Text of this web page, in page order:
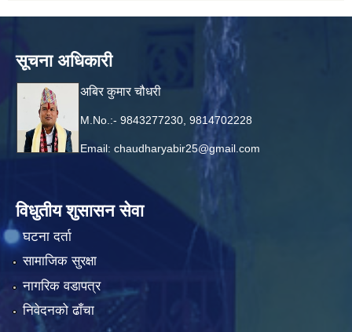
सूचना अधिकारी
अबिर कुमार चौधरी
M.No.:- 9843277230, 9814702228
Email: chaudharyabir25@gmail.com
विधुतीय शुसासन सेवा
घटना दर्ता
सामाजिक सुरक्षा
नागरिक वडापत्र
निवेदनको ढाँचा